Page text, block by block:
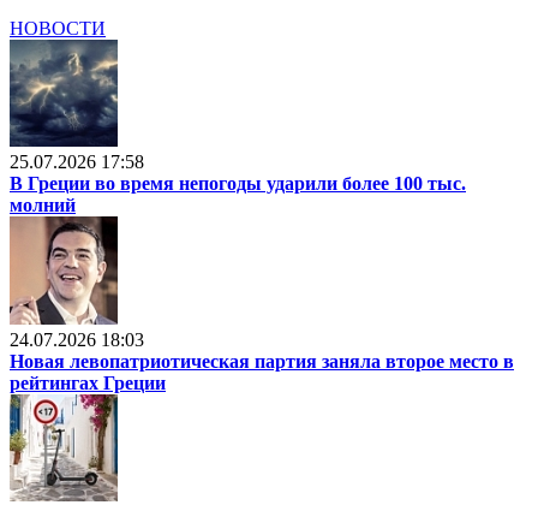
НОВОСТИ
25.07.2026 17:58
В Греции во время непогоды ударили более 100 тыс.
молний
24.07.2026 18:03
Новая левопатриотическая партия заняла второе место в
рейтингах Греции